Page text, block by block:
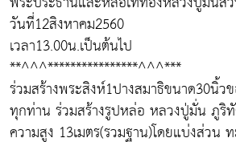
วันที่12สิงหาคม2560
เวลา13.00น.เป็นต้นไป
**^^^****************^^^***
ร่วมสร้างพระสิงห์1ปางสมาธิขนาด30นิ้ว
ทุกท่าน ร่วมสร้างรูปหล่อ หลวงปู่มั่น ภูริ
ความสูง 13เมตร(รวมฐาน)โดยแบ่งส่วน